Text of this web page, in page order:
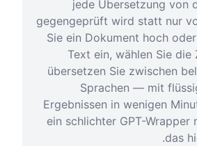
jede Übersetzung von
gegengeprüft wird statt nur
Sie ein Dokument hoch
Text ein, wählen Sie die
übersetzen Sie zwischen
Sprachen — mit
Ergebnissen in wenigen
ein schlichter GPT-Wrapper
das